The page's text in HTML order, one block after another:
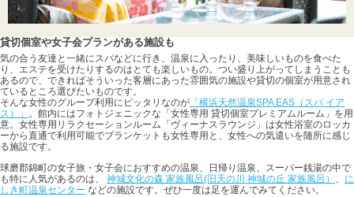
貸切個室や女子会プランがある施設も
気の合う友達と一緒にスパなどに行き、温泉に入ったり、美味しいものを食べた
り、エステを受けたりするのはとても楽しいもの。つい盛り上がってしまうことも
あるので、できればそういった客層にあった雰囲気の施設や貸切の個室が用意され
ているところ選びたいものです。
そんな女性のグループ利用にピッタリなのが 「横浜天然温泉SPA EAS（スパ イア
ス）」 。館内にはフォトジェニックな「女性専用 貸切個室プレミアムルーム」を用
意。女性専用リラクセーションルーム「ヴィーナスラウンジ」は女性浴室のロッカ
ーから直通で利用可能でブランケットも女性専用と、女性への気遣いを随所に感じ
る施設です。
球磨郡錦町の女子旅・女子会におすすめの温泉、日帰り温泉、スーパー銭湯の中で
も特に人気があるのは、 神城文化の森 家族風呂(旧天の川 神城の丘 家族風呂） 、 に
しき町温泉センター などの施設です。ぜひ一度は足を運んでみてください。